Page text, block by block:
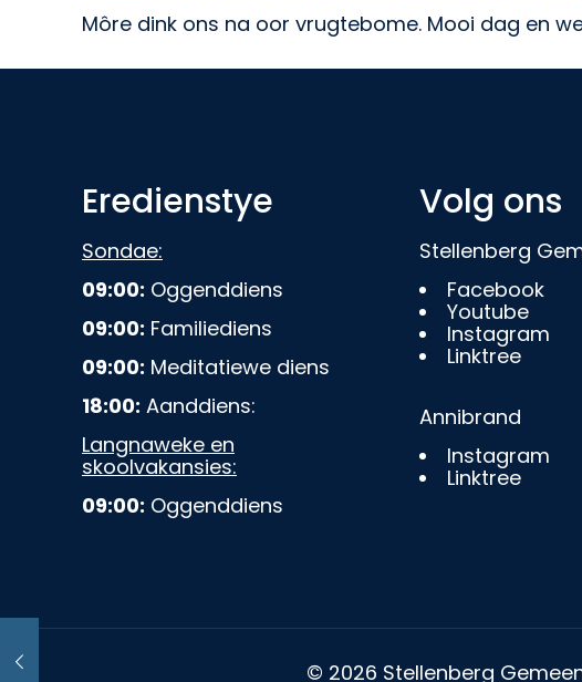
Môre dink ons na oor vrugtebome. Mooi dag en
Eredienstye
Sondae:
09:00: Oggenddiens
09:00: Familiediens
09:00: Meditatiewe diens
18:00: Aanddiens:
Langnaweke en
skoolvakansies:
09:00: Oggenddiens
Volg ons
Stellenberg
Facebook
Youtube
Instagram
Linktree
Annibrand
Instagram
Linktree
© 2026 Stellenberg